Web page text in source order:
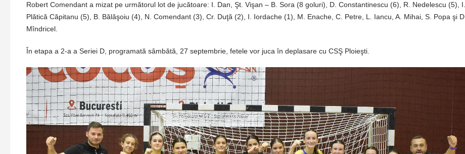
Robert Comendant a mizat pe următorul lot de jucătoare: I. Dan, Şt. Vişan – B. Sora (8 goluri), D. Constantinescu (6), R. Nedelescu (5), I.
Plătică Căpitanu (5), B. Bălăşoiu (4), N. Comendant (3), Cr. Duţă (2), I. Iordache (1), M. Enache, C. Petre, L. Iancu, A. Mihai, S. Popa şi D.
Mîndricel.
În etapa a 2-a a Seriei D, programată sâmbătă, 27 septembrie, fetele vor juca în deplasare cu CSŞ Ploieşti.